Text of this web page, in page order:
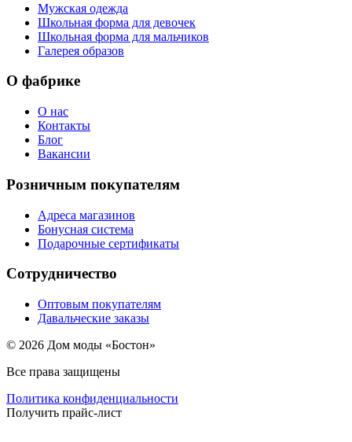
Мужская одежда
Школьная форма для девочек
Школьная форма для мальчиков
Галерея образов
О фабрике
О нас
Контакты
Блог
Вакансии
Розничным покупателям
Адреса магазинов
Бонусная система
Подарочные сертификаты
Сотрудничество
Оптовым покупателям
Давальческие заказы
© 2026 Дом моды «Бостон»
Все права защищены
Политика конфиденциальности
Получить прайс-лист